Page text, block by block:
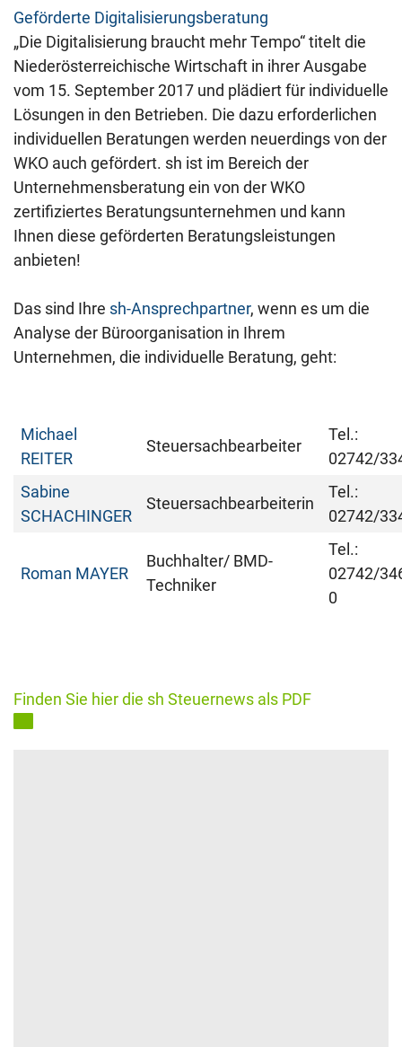
Geförderte Digitalisierungsberatung
„Die Digitalisierung braucht mehr Tempo“ titelt die
Niederösterreichische Wirtschaft in ihrer Ausgabe
vom 15. September 2017 und plädiert für individuelle
Lösungen in den Betrieben. Die dazu erforderlichen
individuellen Beratungen werden neuerdings von der
WKO auch gefördert. sh ist im Bereich der
Unternehmensberatung ein von der WKO
zertifiziertes Beratungsunternehmen und kann
Ihnen diese geförderten Beratungsleistungen
anbieten!
Das sind Ihre sh-Ansprechpartner, wenn es um die
Analyse der Büroorganisation in Ihrem
Unternehmen, die individuelle Beratung, geht:
Michael
REITER
Steuersachbearbeiter
Tel.:
02742/
Sabine
SCHACHINGER
Steuersachbearbeiterin
Tel.:
02742/
Roman MAYER
Buchhalter/ BMD-
Techniker
Tel.:
02742/
0
Finden Sie hier die sh Steuernews als PDF